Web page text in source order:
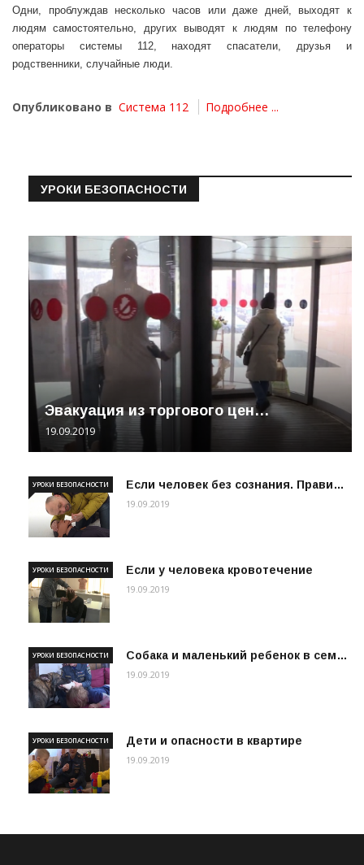
Одни, проблуждав несколько часов или даже дней, выходят к
людям самостоятельно, других выводят к людям по телефону
операторы системы 112, находят спасатели, друзья и
родственники, случайные люди.
Опубликовано в Система 112 Подробнее ...
УРОКИ БЕЗОПАСНОСТИ
Эвакуация из торгового цен…
19.09.2019
Если человек без сознания. Прави…
УРОКИ БЕЗОПАСНОСТИ
19.09.2019
Если у человека кровотечение
УРОКИ БЕЗОПАСНОСТИ
19.09.2019
Собака и маленький ребенок в сем…
УРОКИ БЕЗОПАСНОСТИ
19.09.2019
Дети и опасности в квартире
УРОКИ БЕЗОПАСНОСТИ
19.09.2019